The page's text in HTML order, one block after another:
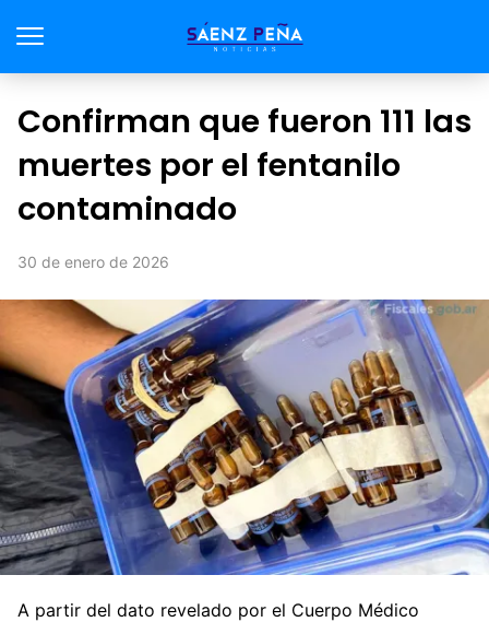
Confirman que fueron 111 las
muertes por el fentanilo
contaminado
30 de enero de 2026
A partir del dato revelado por el Cuerpo Médico